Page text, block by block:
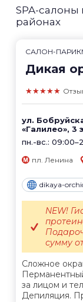
SPA-
районах
САЛОН-
Дикая
★★★★★
ул.
«Галилео», 3
пн.-вс.:
пл. Ленина
dikaya-
Сложное
за лицом и
Депиляция.
NEW!
сумму